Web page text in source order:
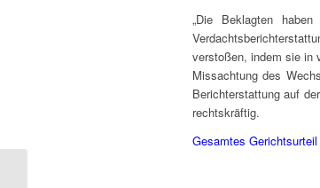
„Die Beklagten
verstoßen, indem sie in
Missachtung des
Berichterstattung auf
rechtskräftig.
Gesamtes Gerichtsurteil